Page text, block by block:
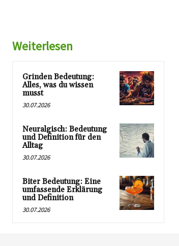
Weiterlesen
Grinden Bedeutung:
Alles, was du wissen
musst
30.07.2026
Neuralgisch: Bedeutung
und Definition für den
Alltag
30.07.2026
Biter Bedeutung: Eine
umfassende Erklärung
und Definition
30.07.2026